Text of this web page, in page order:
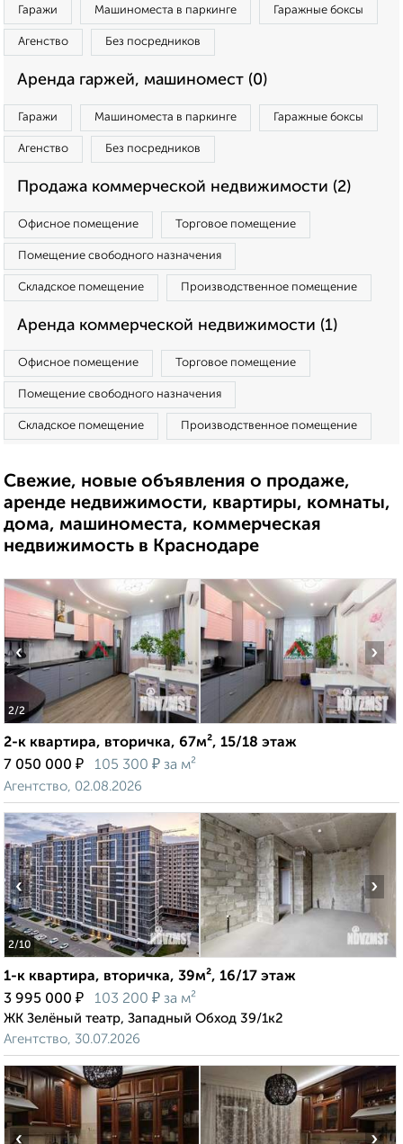
Гаражи Машиноместа в паркинге Гаражные боксы
Агенство Без посредников
Аренда гаржей, машиномест (0)
Гаражи Машиноместа в паркинге Гаражные боксы
Агенство Без посредников
Продажа коммерческой недвижимости (2)
Офисное помещение Торговое помещение
Помещение свободного назначения
Складское помещение Производственное помещение
Аренда коммерческой недвижимости (1)
Офисное помещение Торговое помещение
Помещение свободного назначения
Складское помещение Производственное помещение
Свежие, новые объявления о продаже,
аренде недвижимости, квартиры, комнаты,
дома, машиноместа, коммерческая
недвижимость в Краснодаре
2/2
‹ ›
2-к квартира, вторичка, 67м², 15/18 этаж
7 050 000 ₽ 105 300 ₽ за м²
Агентство, 02.08.2026
2/10
‹ ›
1-к квартира, вторичка, 39м², 16/17 этаж
3 995 000 ₽ 103 200 ₽ за м²
ЖК Зелёный театр, Западный Обход 39/1к2
Агентство, 30.07.2026
‹ ›